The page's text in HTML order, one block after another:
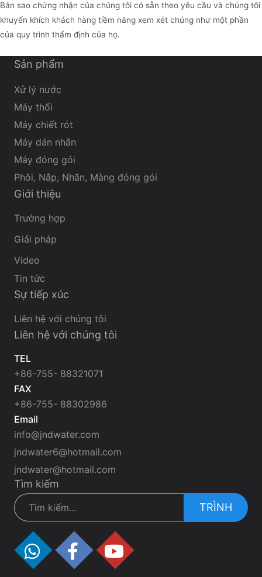
Bản sao chứng nhận của chúng tôi có sẵn theo yêu cầu và chúng tôi
khuyến khích khách hàng tiềm năng xem xét chúng như một phần
của quy trình thẩm định của họ.
Sản phẩm
Xử lý nước
Máy thổi
Máy chiết rót
Máy dán nhãn
Máy đóng gói
Phôi, Nắp, Nhãn, Màng đóng gói
Giới thiệu
Trường hợp
Giải pháp
Video
Tin tức
Sự tiếp xúc
Liên hệ với chúng tôi
Liên hệ với chúng tôi
TEL
+86-755- 88321071
FAX
+86-755- 88302986
Email
info@jndwater.com
jndwater6@hotmail.com
jndwater@hotmail.com
Tìm kiếm
TRÌNH